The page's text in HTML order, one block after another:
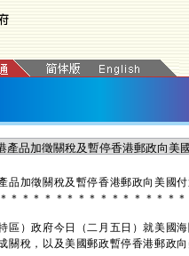
品加徵關稅及暫停香港郵政向美國
＊ ＊ ＊ ＊ ＊ ＊ ＊ ＊ ＊ ＊ ＊ ＊ ＊ ＊ ＊ ＊ ＊
）政府今日（二月五日）就美國海
關稅，以及美國郵政暫停香港郵政